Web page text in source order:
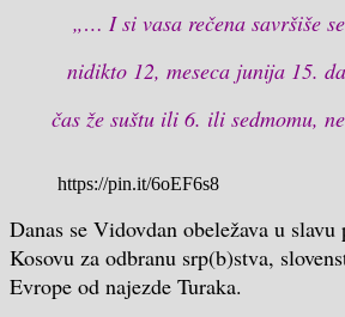
„… I si vasa rečena savršiše
nidikto 12, meseca junija 15.
čas že suštu ili 6. ili sedmomu,
https://pin.it/6oEF6s8
Danas se Vidovdan obeležava u
Kosovu za odbranu srp(b)stva,
Evrope od najezde Turaka.